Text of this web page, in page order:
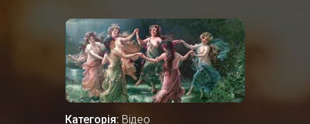
Категорія: Відео